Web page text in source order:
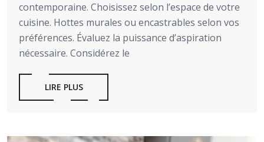
contemporaine. Choisissez selon l’espace de votre
cuisine. Hottes murales ou encastrables selon vos
préférences. Évaluez la puissance d’aspiration
nécessaire. Considérez le
LIRE PLUS